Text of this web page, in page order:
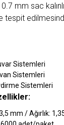
mm sac
tespit
Sistemleri
Sistemleri
Sistemleri
mm / Ağırlık: